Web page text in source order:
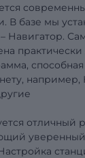
В базе мы
Навигатор.
способная
например,
отличный